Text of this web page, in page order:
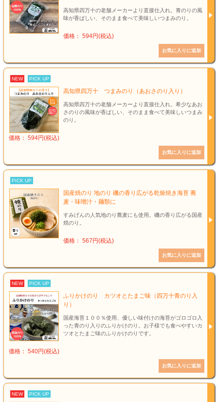
高知県四万十の老舗メーカーより直接仕入れ。青のりの風
味が香ばしい、そのまま食べて美味しいつまみのり。
価格： 594円(税込)
NEW PICK UP
高知県四万十 つまみのり（あおさのり入り）
高知県四万十の老舗メーカーより直接仕入れ。希少なあお
さのりの風味が香ばしい、そのまま食べて美味しいつまみ
のり。
価格： 594円(税込)
PICK UP
国産焼のり 地のり 磯の香り広がる乾燥焼き海苔 蕎
麦・味噌汁・麺類に
すみげんの人気地のり蕎麦にも使用。磯の香り広がる国産
焼のり。
価格： 567円(税込)
NEW PICK UP
ふりかけのり カツオとたまご味（四万十青のり入
り）
国産海苔１００％使用、優しい味付けの海苔がゴロゴロ入
った青のり入りのふりかけのり。お子様でも食べやすいカ
ツオとたまご味のふりかけのりです。
価格： 540円(税込)
NEW PICK UP